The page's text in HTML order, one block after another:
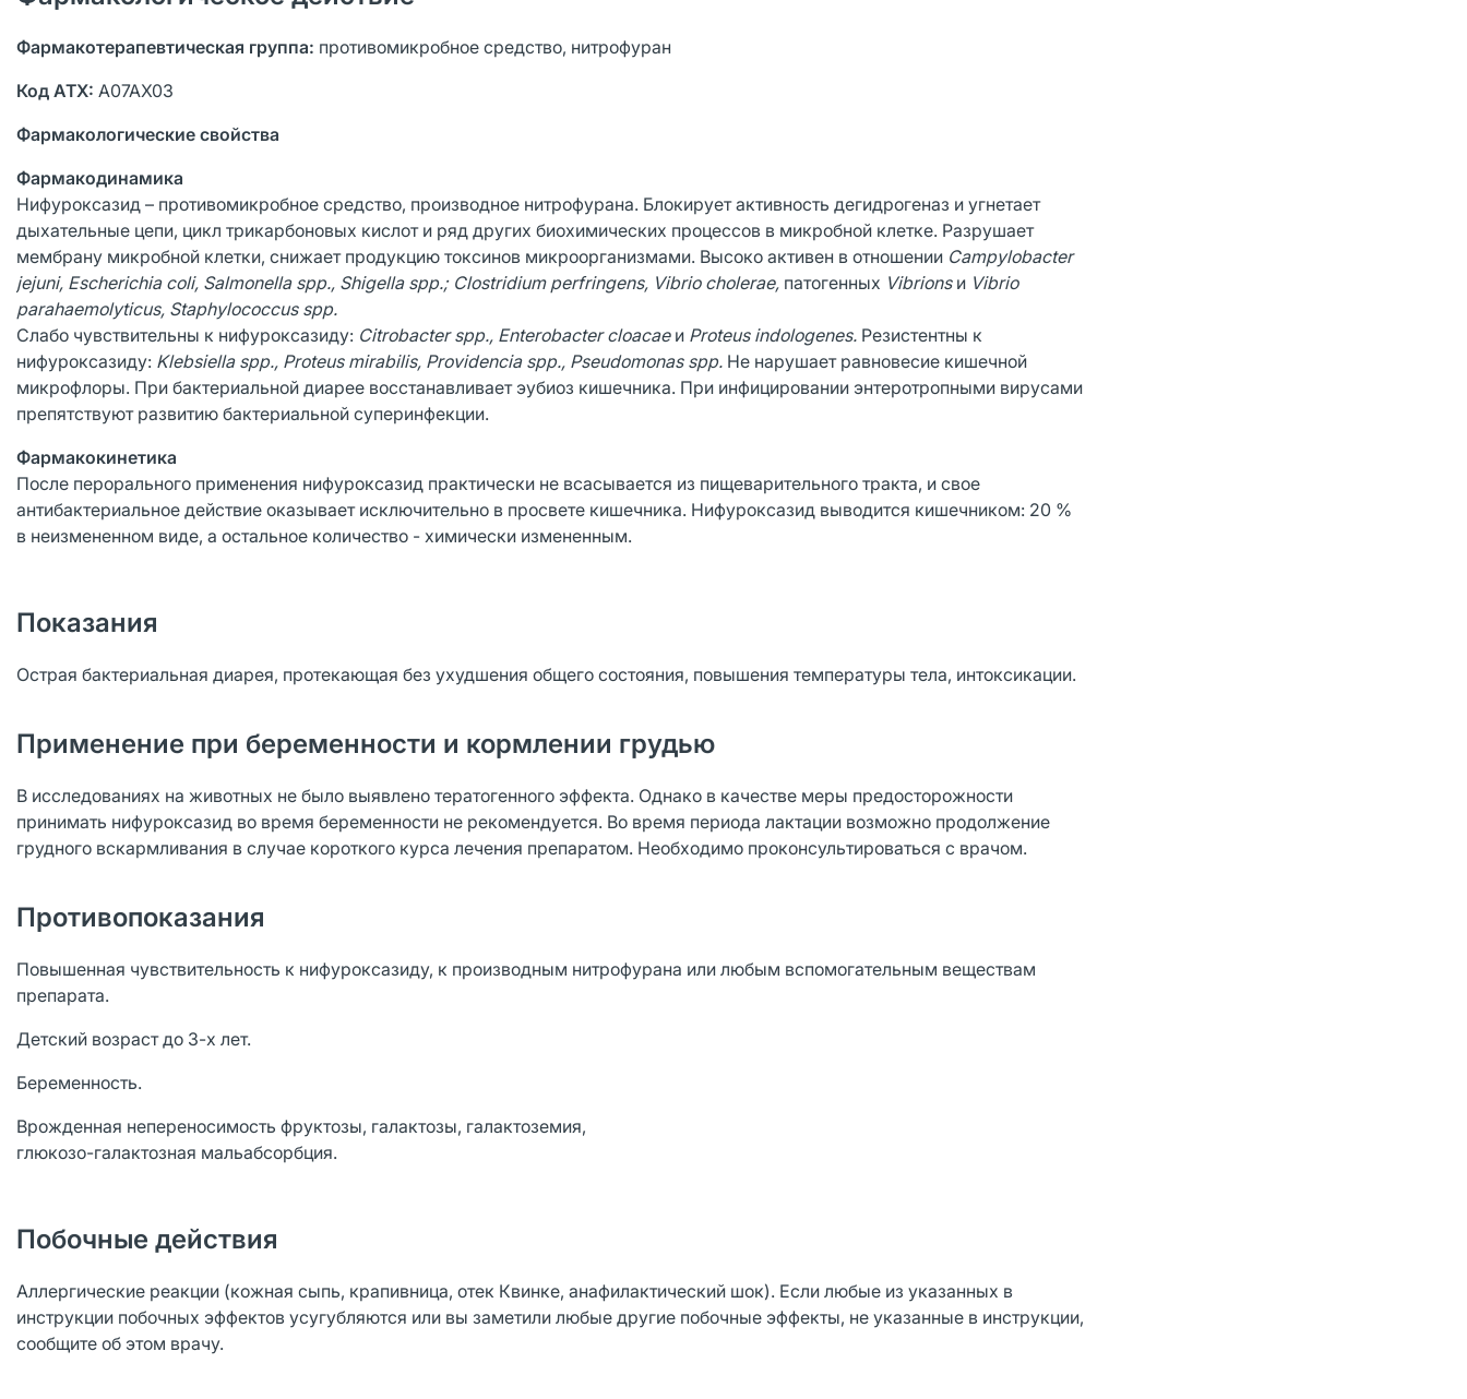
Фармакотерапевтическая группа: противомикробное средство, нитрофуран
Код ATX: А07АХ03
Фармакологические свойства
Фармакодинамика
Нифуроксазид – противомикробное средство, производное нитрофурана. Блокирует активность дегидрогеназ и угнетает
дыхательные цепи, цикл трикарбоновых кислот и ряд других биохимических процессов в микробной клетке. Разрушает
мембрану микробной клетки, снижает продукцию токсинов микроорганизмами. Высоко активен в отношении Campylobacter
jejuni, Escherichia coli, Salmonella spp., Shigella spp.; Clostridium perfringens, Vibrio cholerae, патогенных Vibrionsи Vibrio
parahaemolyticus, Staphylococcus spp.
Слабо чувствительны к нифуроксазиду: Citrobacter spp., Enterobacter cloacaeи Proteus indologenes. Резистентны к
нифуроксазиду: Klebsiella spp., Proteus mirabilis, Providencia spp., Pseudomonas spp. He нарушает равновесие кишечной
микрофлоры. При бактериальной диарее восстанавливает эубиоз кишечника. При инфицировании энтеротропными вирусами
препятствуют развитию бактериальной суперинфекции.
Фармакокинетика
После перорального применения нифуроксазид практически не всасывается из пищеварительного тракта, и свое
антибактериальное действие оказывает исключительно в просвете кишечника. Нифуроксазид выводится кишечником: 20 %
в неизмененном виде, а остальное количество - химически измененным.
Показания
Острая бактериальная диарея, протекающая без ухудшения общего состояния, повышения температуры тела, интоксикации.
Применение при беременности и кормлении грудью
В исследованиях на животных не было выявлено тератогенного эффекта. Однако в качестве меры предосторожности
принимать нифуроксазид во время беременности не рекомендуется. Во время периода лактации возможно продолжение
грудного вскармливания в случае короткого курса лечения препаратом. Необходимо проконсультироваться с врачом.
Противопоказания
Повышенная чувствительность к нифуроксазиду, к производным нитрофурана или любым вспомогательным веществам
препарата.
Детский возраст до 3-х лет.
Беременность.
Врожденная непереносимость фруктозы, галактозы, галактоземия,
глюкозо-галактозная мальабсорбция.
Побочные действия
Аллергические реакции (кожная сыпь, крапивница, отек Квинке, анафилактический шок). Если любые из указанных в
инструкции побочных эффектов усугубляются или вы заметили любые другие побочные эффекты, не указанные в инструкции,
сообщите об этом врачу.